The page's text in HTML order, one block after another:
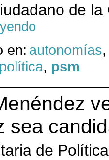
de
en: autonomías
política, psm
sea
de